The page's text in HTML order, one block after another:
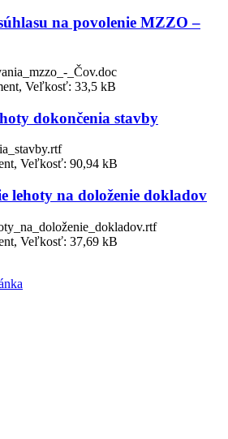
na povolenie MZZO –
_Čov.doc
Veľkosť: 33,5 kB
dokončenia stavby
Veľkosť: 90,94 kB
lehoty na doloženie dokladov
Veľkosť: 37,69 kB